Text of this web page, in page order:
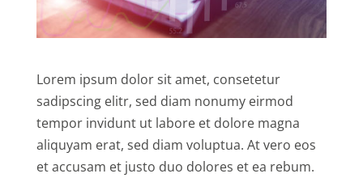
Lorem ipsum dolor sit amet, consetetur
sadipscing elitr, sed diam nonumy eirmod
tempor invidunt ut labore et dolore magna
aliquyam erat, sed diam voluptua. At vero eos
et accusam et justo duo dolores et ea rebum.